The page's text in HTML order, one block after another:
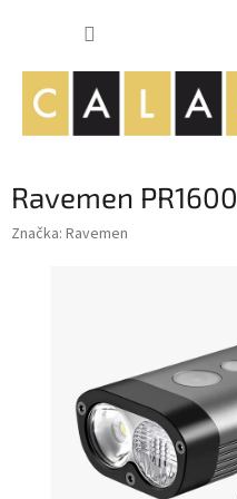
Ravemen PR1600
Značka: Ravemen